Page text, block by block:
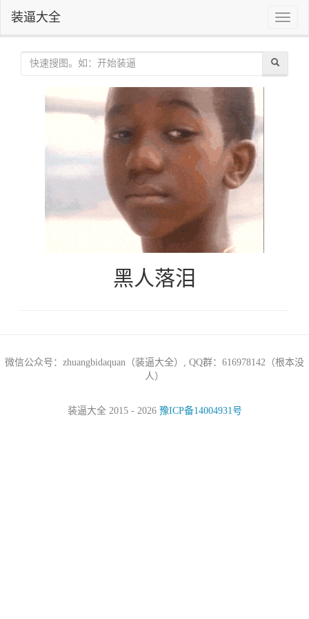
Toggle
装逼大全
黑人落泪
微信公众号：zhuangbidaquan（装逼大全）, QQ群：616978142（根本没
人）
装逼大全 2015 - 2026 豫ICP备14004931号